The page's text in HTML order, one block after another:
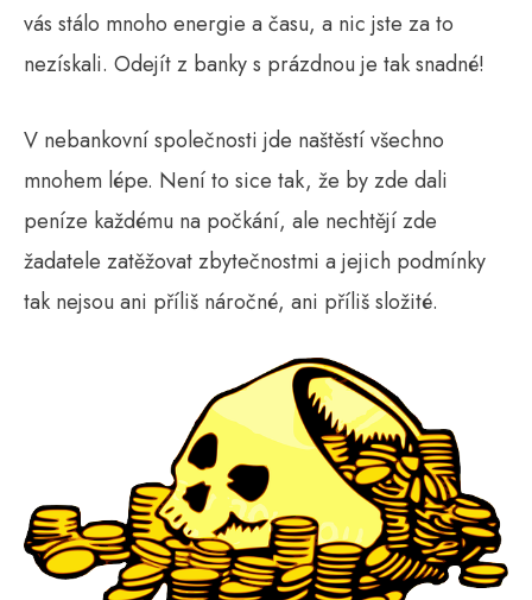
vás stálo mnoho energie a času, a nic jste za to
nezískali. Odejít z banky s prázdnou je tak snadné!
V nebankovní společnosti jde naštěstí všechno
mnohem lépe. Není to sice tak, že by zde dali
peníze každému na počkání, ale nechtějí zde
žadatele zatěžovat zbytečnostmi a jejich podmínky
tak nejsou ani příliš náročné, ani příliš složité.